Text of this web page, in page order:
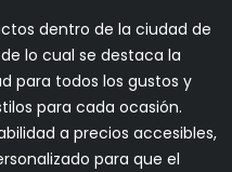
dentro de la ciudad de
lo cual se destaca la
para todos los gustos y
para cada ocasión.
a precios accesibles,
para que el